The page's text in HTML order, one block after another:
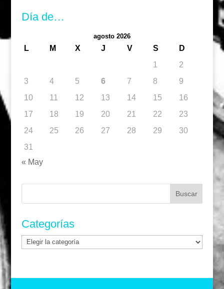
Día de…
agosto 2026
L M X J V S
D
1
2
3
4 5 6 7 8
9
10
11 12 13 14 15
16
17
18 19 20 21 22
23
24
25 26 27 28 29
30
31
« May
Categorías
Categorías